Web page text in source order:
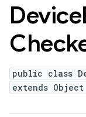
Device
public class
extends Object